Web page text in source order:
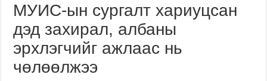
МУИС-ын сургалт хариуцсан
дэд захирал, албаны
эрхлэгчийг ажлаас нь
чөлөөлжээ